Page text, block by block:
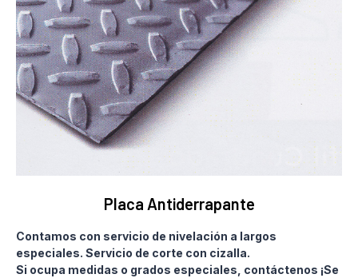
Placa Antiderrapante
Contamos con servicio de nivelación a largos
especiales. Servicio de corte con cizalla.
Si ocupa medidas o grados especiales, contáctenos ¡Se